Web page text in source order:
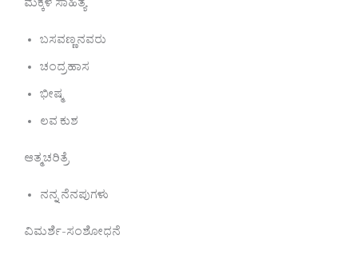
ಮಕ್ಕಳ ಸಾಹಿತ್ಯ
ಬಸವಣ್ಣನವರು
ಚಂದ್ರಹಾಸ
ಭೀಷ್ಮ
ಲವ ಕುಶ
ಆತ್ಮಚರಿತ್ರೆ
ನನ್ನ ನೆನಪುಗಳು
ವಿಮರ್ಶೆ-ಸಂಶೋಧನೆ